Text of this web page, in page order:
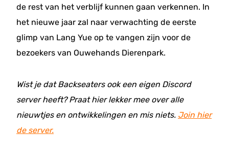
de rest van het verblijf kunnen gaan verkennen. In
het nieuwe jaar zal naar verwachting de eerste
glimp van Lang Yue op te vangen zijn voor de
bezoekers van Ouwehands Dierenpark.
Wist je dat Backseaters ook een eigen Discord
server heeft? Praat hier lekker mee over alle
nieuwtjes en ontwikkelingen en mis niets. Join hier
de server.